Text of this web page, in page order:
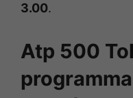
3.00.
Atp 500